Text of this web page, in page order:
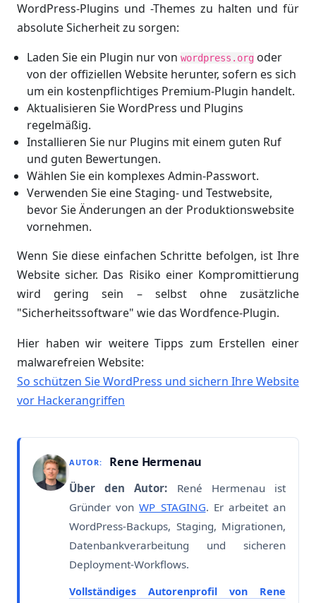
WordPress-Plugins und -Themes zu halten und für
absolute Sicherheit zu sorgen:
Laden Sie ein Plugin nur vonwordpress.org oder
von der offiziellen Website herunter, sofern es sich
um ein kostenpflichtiges Premium-Plugin handelt.
Aktualisieren Sie WordPress und Plugins
regelmäßig.
Installieren Sie nur Plugins mit einem guten Ruf
und guten Bewertungen.
Wählen Sie ein komplexes Admin-Passwort.
Verwenden Sie eine Staging- und Testwebsite,
bevor Sie Änderungen an der Produktionswebsite
vornehmen.
Wenn Sie diese einfachen Schritte befolgen, ist Ihre
Website sicher. Das Risiko einer Kompromittierung
wird gering sein – selbst ohne zusätzliche
"Sicherheitssoftware" wie das Wordfence-Plugin.
Hier haben wir weitere Tipps zum Erstellen einer
malwarefreien Website:
So schützen Sie WordPress und sichern Ihre Website
vor Hackerangriffen
AUTOR: Rene Hermenau
Über den Autor: René Hermenau ist
Gründer vonWP STAGING. Er arbeitet an
WordPress-Backups, Staging, Migrationen,
Datenbankverarbeitung und sicheren
Deployment-Workflows.
Vollständiges Autorenprofil von Rene